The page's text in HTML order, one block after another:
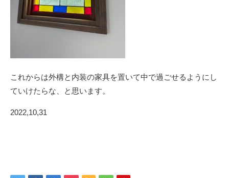
これからは外構と内装の家具を置いて中で過ごせるようにし
ていけたらな、と思います。
2022,10,31